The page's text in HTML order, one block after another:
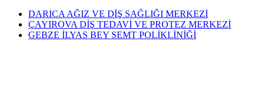
DARICA AĞIZ VE DİŞ SAĞLIĞI MERKEZİ
ÇAYIROVA DİŞ TEDAVİ VE PROTEZ MERKEZİ
GEBZE İLYAS BEY SEMT POLİKLİNİĞİ